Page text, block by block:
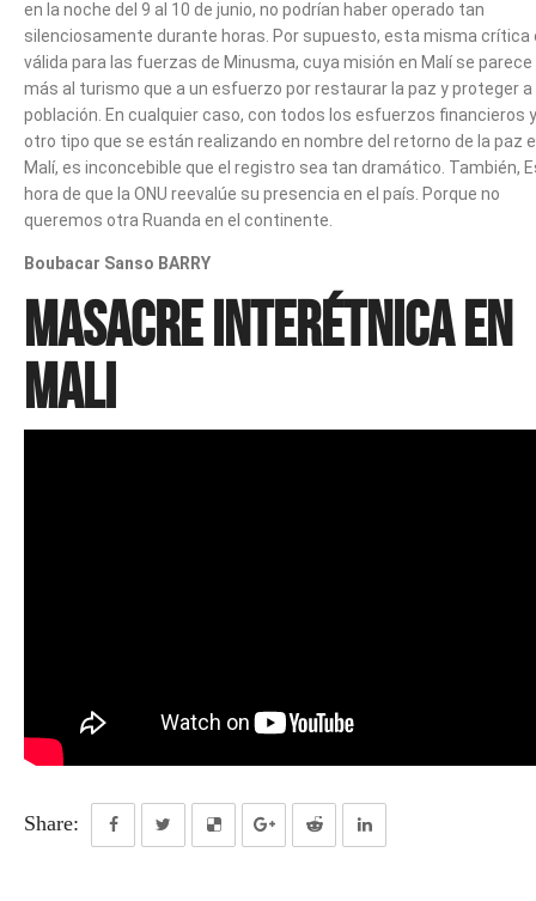
en la noche del 9 al 10 de junio, no podrían haber operado tan
silenciosamente durante horas. Por supuesto, esta misma crítica
válida para las fuerzas de Minusma, cuya misión en Malí se parece
más al turismo que a un esfuerzo por restaurar la paz y proteger a
población. En cualquier caso, con todos los esfuerzos financieros
otro tipo que se están realizando en nombre del retorno de la paz
Malí, es inconcebible que el registro sea tan dramático. También,
hora de que la ONU reevalúe su presencia en el país. Porque no
queremos otra Ruanda en el continente.
Boubacar Sanso BARRY
Masacre interétnica en
Mali
Share: